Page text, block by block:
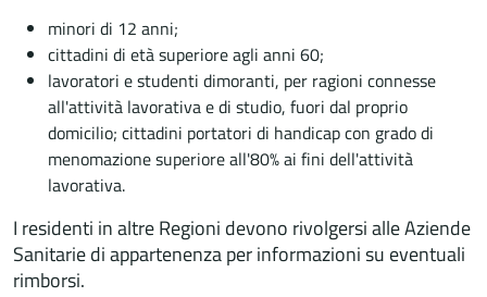
minori di 12 anni;
cittadini di età superiore agli anni 60;
lavoratori e studenti dimoranti, per ragioni connesse
all'attività lavorativa e di studio, fuori dal proprio
domicilio; cittadini portatori di handicap con grado di
menomazione superiore all'80% ai fini dell'attività
lavorativa.
I residenti in altre Regioni devono rivolgersi alle Aziende
Sanitarie di appartenenza per informazioni su eventuali
rimborsi.